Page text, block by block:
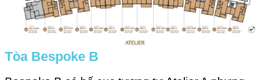
Tòa Bespoke B